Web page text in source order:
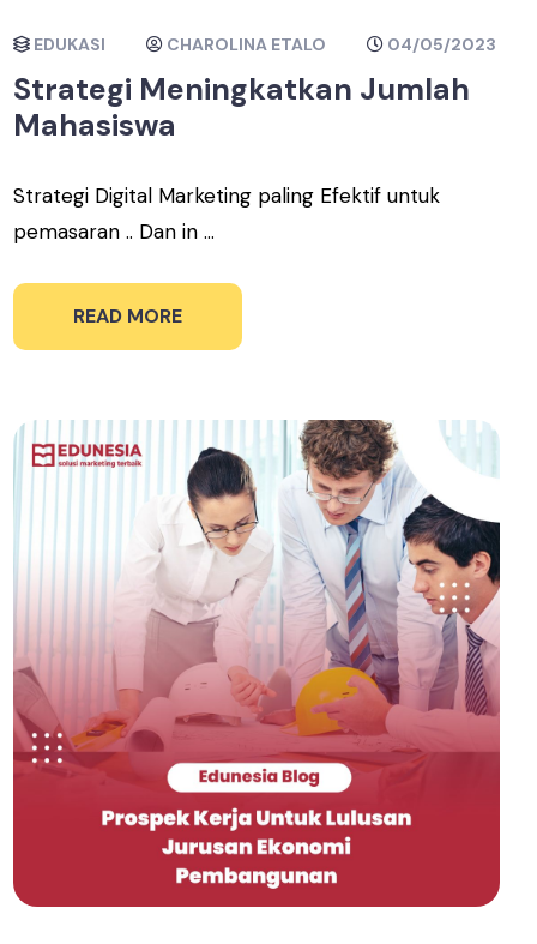
EDUKASI CHAROLINA ETALO 04/05/2023
Strategi Meningkatkan Jumlah
Mahasiswa
Strategi Digital Marketing paling Efektif untuk
pemasaran .. Dan in ...
READ MORE